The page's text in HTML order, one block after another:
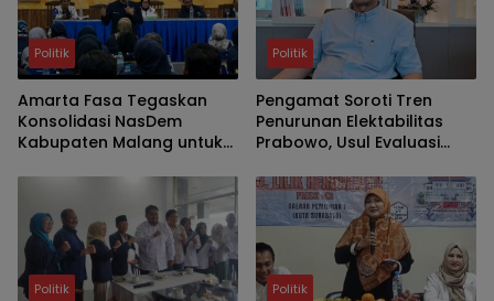
Politik
Amarta Fasa Tegaskan
Konsolidasi NasDem
Kabupaten Malang untuk
dan Solutif
Politik
Pengamat Soroti Tren
Penurunan Elektabilitas
Prabowo, Usul Evaluasi
Politik Politik